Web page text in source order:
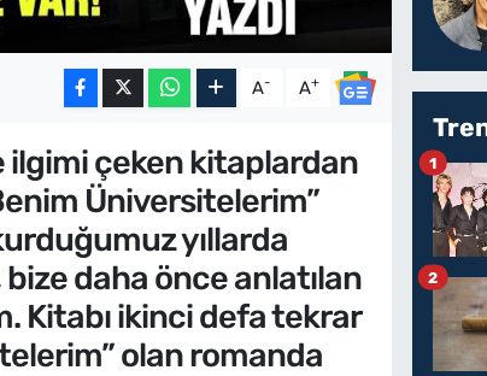
A- A+
ilgimi çeken kitaplardan
Üniversitelerim”
yıllarda
daha önce anlatılan
Kitabı ikinci defa tekrar
olan romanda
1
2